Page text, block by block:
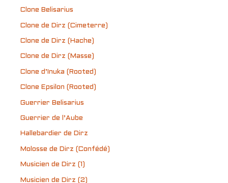
Clone Belisarius
Clone de Dirz (Cimeterre)
Clone de Dirz (Hache)
Clone de Dirz (Masse)
Clone d’Inuka (Rooted)
Clone Epsilon (Rooted)
Guerrier Belisarius
Guerrier de l’Aube
Hallebardier de Dirz
Molosse de Dirz (Confédé)
Musicien de Dirz (1)
Musicien de Dirz (2)